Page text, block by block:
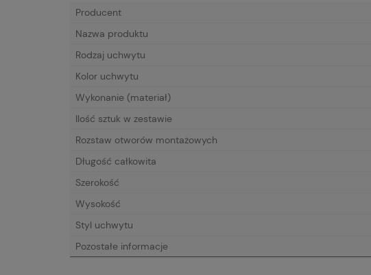
Producent
Nazwa produktu
Rodzaj uchwytu
Kolor uchwytu
Wykonanie (materiał)
Ilość sztuk w zestawie
Rozstaw otworów montażowych
Długość całkowita
Szerokość
Wysokość
Styl uchwytu
Pozostałe informacje